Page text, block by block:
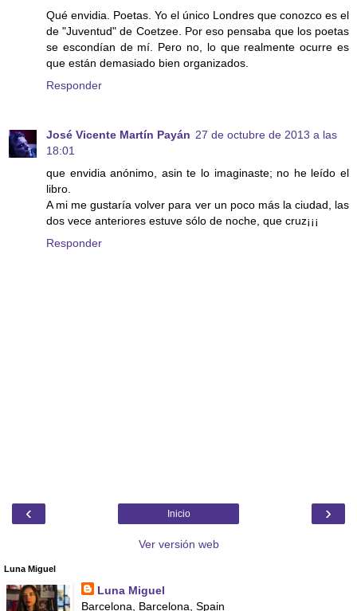
Qué envidia. Poetas. Yo el único Londres que conozco es el
de "Juventud" de Coetzee. Por eso pensaba que los poetas
se escondían de mí. Pero no, lo que realmente ocurre es
que están demasiado bien organizados.
Responder
José Vicente Martín Payán 27 de octubre de 2013 a las
18:01
que envidia anónimo, asin te lo imaginaste; no he leído el
libro.
A mi me gustaría volver para ver un poco más la ciudad, las
dos vece anteriores estuve sólo de noche, que cruz¡¡¡
Responder
‹ ›
Inicio
Ver versión web
Luna Miguel
Luna Miguel
Barcelona, Barcelona, Spain